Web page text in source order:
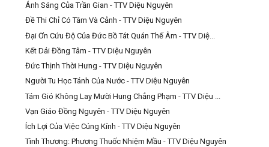
Ánh Sáng Của Trần Gian - TTV Diệu Nguyên
Đề Thi Chỉ Có Tâm Và Cảnh - TTV Diệu Nguyên
Đại Ơn Cứu Độ Của Đức Bồ Tát Quán Thế Âm - TTV Diệ...
Kết Dải Đồng Tâm - TTV Diệu Nguyên
Đức Thịnh Thời Hưng - TTV Diệu Nguyên
Người Tu Học Tánh Của Nước - TTV Diệu Nguyên
Tám Gió Không Lay Mười Hung Chẳng Phạm - TTV Diệu ...
Vạn Giáo Đồng Nguyên - TTV Diệu Nguyên
Ích Lợi Của Việc Cúng Kính - TTV Diệu Nguyên
Tình Thương: Phương Thuốc Nhiệm Mầu - TTV Diệu Nguyên